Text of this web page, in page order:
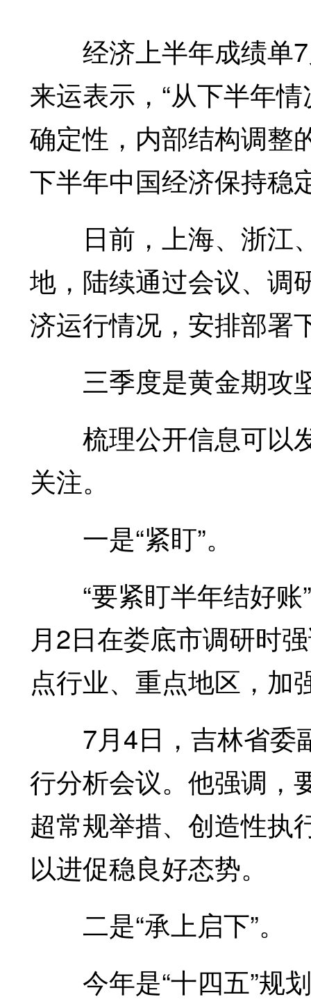
经济上半年成绩单7
来运表示，“从下半年
确定性，内部结构调整
下半年中国经济保持稳
日前，上海、浙江
地，陆续通过会议、调
济运行情况，安排部署
三季度是黄金期攻
梳理公开信息可以
关注。
一是“紧盯”。
“要紧盯半年结好账
月2日在娄底市调研时
点行业、重点地区，加
7月4日，吉林省委
行分析会议。他强调，
超常规举措、创造性执
以进促稳良好态势。
二是“承上启下”。
今年是“十四五”规划